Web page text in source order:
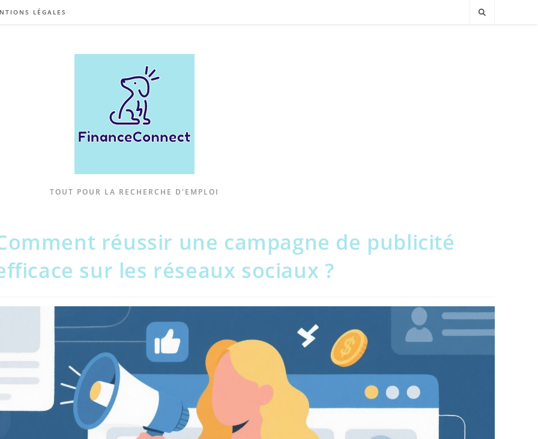
LÉGALES
TOUT POUR LA RECHERCHE D'EMPLOI
réussir une campagne de publicité
sur les réseaux sociaux ?